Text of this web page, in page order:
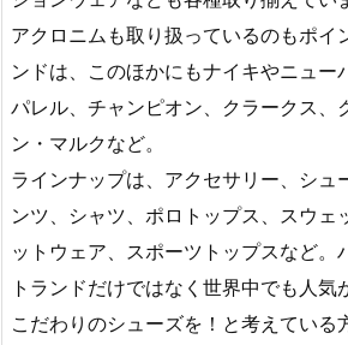
アクロニムも取り扱っているのもポイ
ンドは、このほかにもナイキやニュー
パレル、チャンピオン、クラークス、
ン・マルクなど。
ラインナップは、アクセサリー、シュ
ンツ、シャツ、ポロトップス、スウェ
ットウェア、スポーツトップスなど。
トランドだけではなく世界中でも人気
こだわりのシューズを！と考えている